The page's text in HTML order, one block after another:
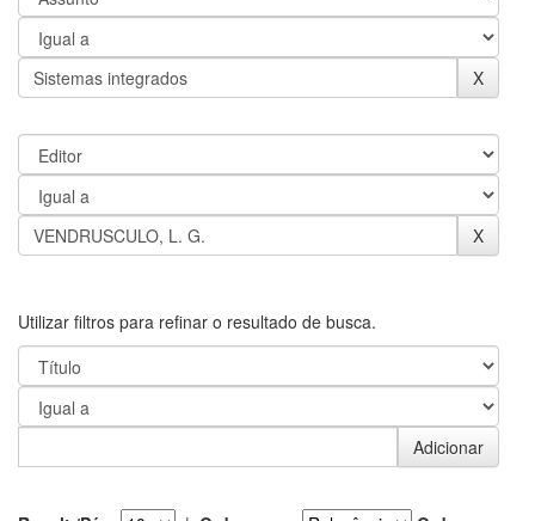
Utilizar filtros para refinar o resultado de busca.